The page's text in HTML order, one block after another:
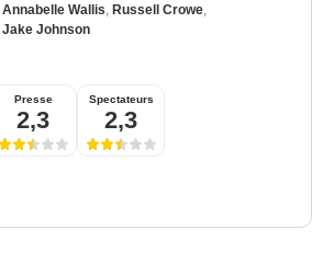
Annabelle Wallis Russell Crowe
Jake Johnson
Presse
2,3
Spectateurs
2,3